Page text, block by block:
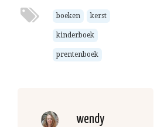
boeken kerst
kinderboek
prentenboek
wendy